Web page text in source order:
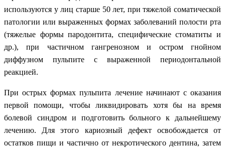
используются у лиц старше 50 лет, при тяжелой соматической
патологии или выраженных формах заболеваний полости рта
(тяжелые формы пародонтита, специфические стоматиты и
др.), при частичном гангренозном и остром гнойном
диффузном пульпите с выраженной периодонтальной
реакцией.
При острых формах пульпита лечение начинают с оказания
первой помощи, чтобы ликвидировать хотя бы на время
болевой синдром и подготовить больного к дальнейшему
лечению. Для этого кариозный дефект освобождается от
остатков пищи и частично от некротического дентина, затем